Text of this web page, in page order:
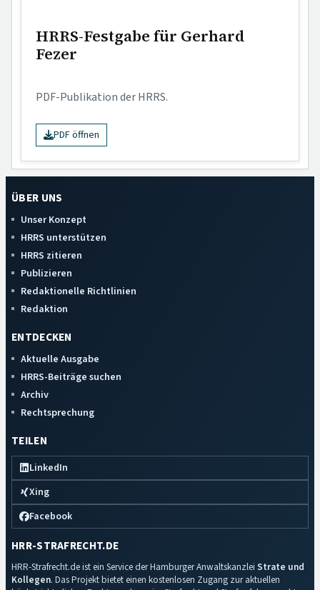
HRRS-Festgabe für Gerhard
Fezer
PDF-Publikation der HRRS.
PDF öffnen
ÜBER UNS
Unser Konzept
HRRS unterstützen
HRRS zitieren
Publizieren
Redaktionelle Richtlinien
Redaktion
ENTDECKEN
Aktuelle Ausgabe
HRRS-Beiträge suchen
Archiv
Rechtsprechung
TEILEN
LinkedIn
Xing
Facebook
HRR-STRAFRECHT.DE
HRR-Strafrecht.de ist ein Service der Hamburger Anwaltskanzlei Strate und
Kollegen. Das Projekt bietet einen kostenlosen Zugang zur aktuellen